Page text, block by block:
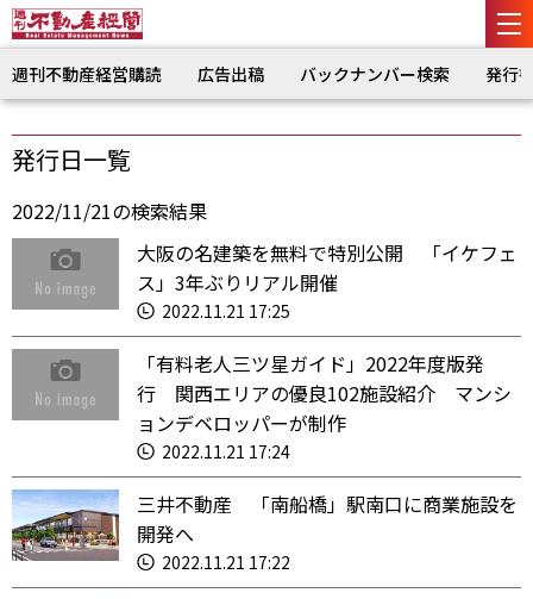
週刊不動産経営購読 広告出稿 バックナンバー検索 発行
発行日一覧
2022/11/21の検索結果
大阪の名建築を無料で特別公開 「イケフェ
ス」3年ぶりリアル開催
2022.11.21 17:25
「有料老人三ツ星ガイド」2022年度版発
行 関西エリアの優良102施設紹介 マンシ
ョンデベロッパーが制作
2022.11.21 17:24
三井不動産 「南船橋」駅南口に商業施設を
開発へ
2022.11.21 17:22